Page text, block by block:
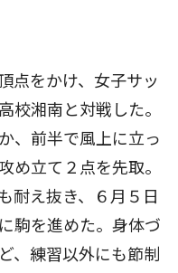
点をかけ、女子サッ
校湘南と対戦した。
、前半で風上に立っ
め立て２点を先取。
耐え抜き、６月５日
駒を進めた。身体づ
、練習以外にも節制